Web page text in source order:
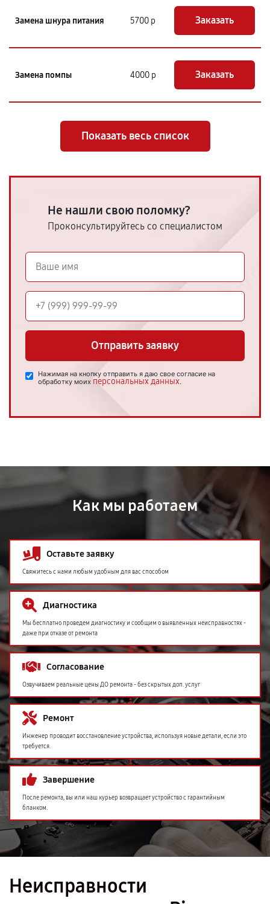
Замена шнура питания 5700 р Заказать
Замена помпы 4000 р Заказать
Показать весь список
Не нашли свою поломку?
Проконсультируйтесь со специалистом
Отправить заявку
Нажимая на кнопку отправить я даю свое согласие на
обработку моих персональных данных.
Как мы работаем
Оставьте заявку
Свяжитесь с нами любым удобным для вас способом
Диагностика
Мы бесплатно проведем диагностику и сообщим о выявленных неисправностях -
даже при отказе от ремонта
Согласование
Озвучиваем реальные цены ДО ремонта - без скрытых доп. услуг
Ремонт
Инженер проводит восстановление устройства, используя новые детали, если это
требуется.
Завершение
После ремонта, вы или наш курьер возвращает устройство с гарантийным
бланком.
Неисправности